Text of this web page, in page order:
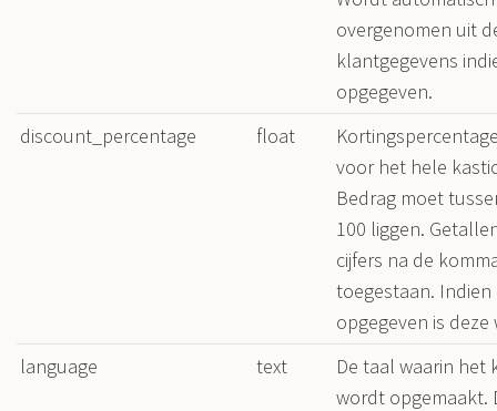
overgenomen uit
klantgegevens
opgegeven.
discount_percentage
float
voor het hele
Bedrag moet
100 liggen.
cijfers na de
toegestaan. Indien
opgegeven is deze
language
text
De taal waarin het
wordt opgemaakt.